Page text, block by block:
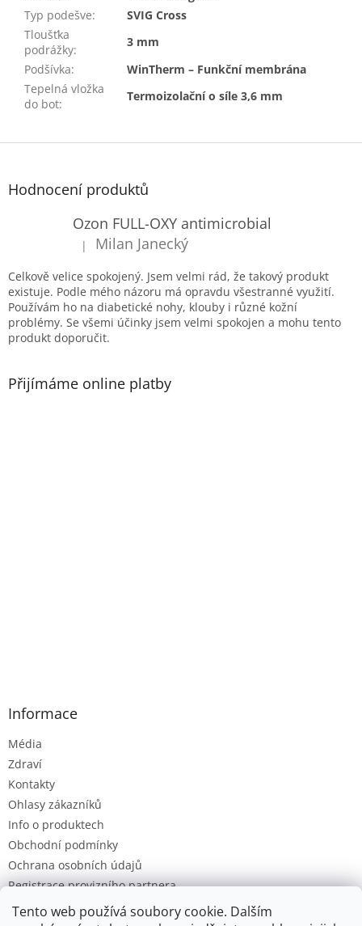
Tento web používá soubory cookie. Dalším
Typ podešve:
SVIG Cross
Tloušťka
podrážky:
3 mm
Podšívka:
WinTherm – Funkční membrána
Tepelná vložka
do bot:
Termoizolační o síle 3,6 mm
Z
Hodnocení produktů
Ozon FULL-OXY antimicrobial
Hodnocení produktu je 5 z 5 hvězdiček.
| Milan Janecký
Celkově velice spokojený. Jsem velmi rád, že takový produkt
existuje. Podle mého názoru má opravdu všestranné využití.
Používám ho na diabetické nohy, klouby i různé kožní
problémy. Se všemi účinky jsem velmi spokojen a mohu tento
produkt doporučit.
Přijímáme online platby
Informace
Média
Zdraví
Kontakty
Ohlasy zákazníků
Info o produktech
Obchodní podmínky
Ochrana osobních údajů
Registrace provizního partnera
Provizní systém